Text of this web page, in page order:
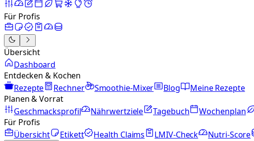
Für Profis
Übersicht
Dashboard
Entdecken & Kochen
Rezepte
Rechner Smoothie-Mixer Blog
Meine Rezepte
Planen & Vorrat
Geschmacksprofil
Nährwertziele Tagebuch Wochenplan
Für Profis
Übersicht
Etikett Health Claims LMIV-Check Nutri-Score